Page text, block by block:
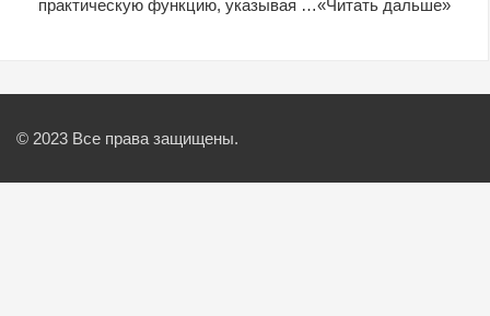
практическую функцию, указывая …«Читать дальше»
© 2023 Все права защищены.